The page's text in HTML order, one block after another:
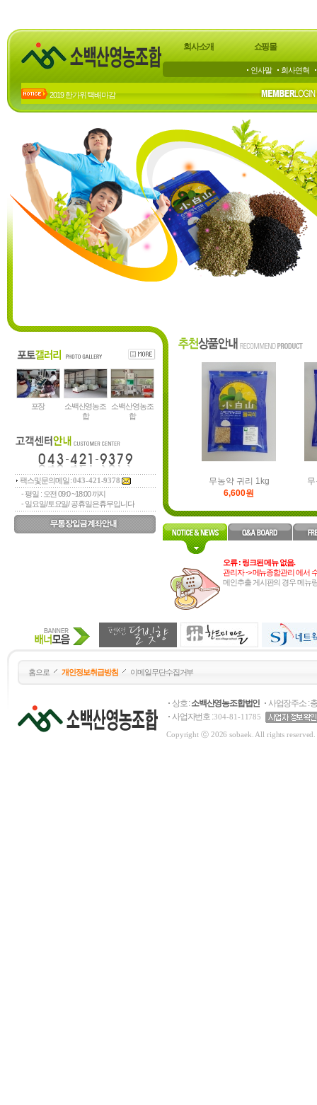
회사소개 쇼핑몰
인사말 회사연혁
2019 한가위 택배마감
2018년 한가위 배송 마감
22년 하계휴가 공지
20년 하계휴가공지
포장
소백산영농조
합
소백산영농조
합
팩스및문의메일 :043-421-9378
- 평일 : 오전 09:0 ~18:00 까지
- 일요일/토요일/ 공휴일은휴무입니다
무농약 조각콩5곡-1kg-25년
28,000원
무농약 귀리 1kg
6,600원
무농약 조각콩5곡-1kg-25년
28,000원
오류 : 링크된 메뉴 없음.
관리자 -> 메뉴종합관리 에서
메인추출 게시판의 경우 메뉴
홈으로 개인정보취급방침 이메일무단수집거부
상호 :소백산영농조합법인
사업장주소 :
사업자번호 :304-81-11785
Copyright ⓒ 2026 sobaek. All rights